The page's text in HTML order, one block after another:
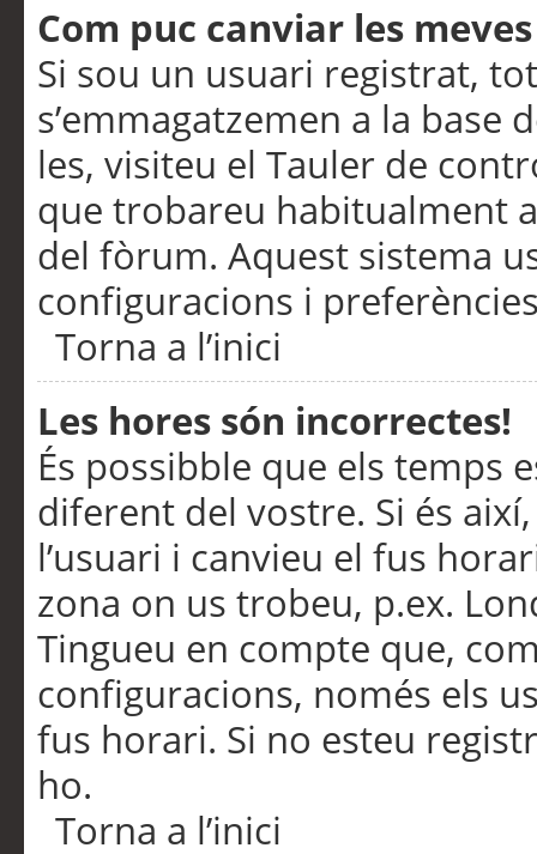
Com puc canviar les
Si sou un usuari registrat,
s’emmagatzemen a la
les, visiteu el Tauler de
que trobareu habitualment
del fòrum. Aquest sistema
configuracions i
Torna a l’inici
Les hores són incorrectes!
És possibble que els temps
diferent del vostre. Si és
l’usuari i canvieu el fus
zona on us trobeu, p.ex.
Tingueu en compte que,
configuracions, només els
fus horari. Si no esteu
ho.
Torna a l’inici